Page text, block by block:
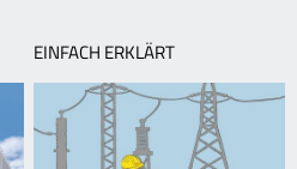
EINFACH ERKLÄRT